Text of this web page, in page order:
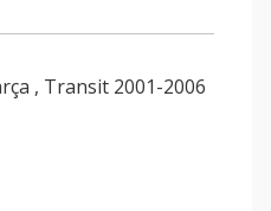
, Transit 2001-2006